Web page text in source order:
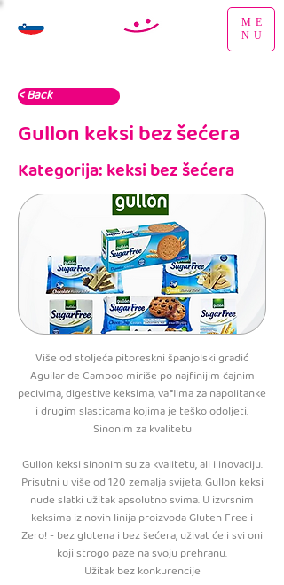
ME
NU
< Back
Gullon keksi bez šećera
Kategorija: keksi bez šećera
Više od stoljeća pitoreskni španjolski gradić
Aguilar de Campoo miriše po najfinijim čajnim
pecivima, digestive keksima, vaflima za napolitanke
i drugim slasticama kojima je teško odoljeti.
Sinonim za kvalitetu
Gullon keksi sinonim su za kvalitetu, ali i inovaciju.
Prisutni u više od 120 zemalja svijeta, Gullon keksi
nude slatki užitak apsolutno svima. U izvrsnim
keksima iz novih linija proizvoda Gluten Free i
Zero! - bez glutena i bez šećera, uživat će i svi oni
koji strogo paze na svoju prehranu.
Užitak bez konkurencije